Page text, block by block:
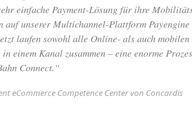
einfache Payment-Lösung für ihre
auf unserer Multichannel-Plattform
laufen sowohl alle Online- als auch mobilen
in einem Kanal zusammen – eine enorme
Connect.“
eCommerce Competence Center von Concardis